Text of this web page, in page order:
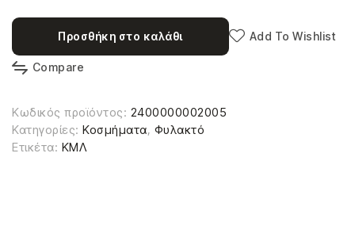
Προσθήκη στο καλάθι Add To Wishlist
Compare
Κωδικός προϊόντος: 2400000002005
Κατηγορίες: Κοσμήματα, Φυλακτό
Ετικέτα: ΚΜΛ